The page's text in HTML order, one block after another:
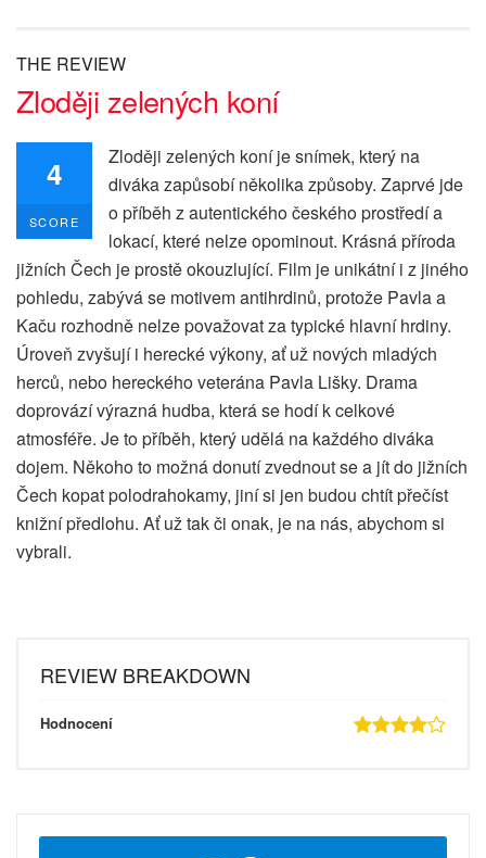
THE REVIEW
Zloději zelených koní
4
SCORE
Zloději zelených koní je snímek, který na
diváka zapůsobí několika způsoby. Zaprvé jde
o příběh z autentického českého prostředí a
lokací, které nelze opominout. Krásná příroda
jižních Čech je prostě okouzlující. Film je unikátní i z jiného
pohledu, zabývá se motivem antihrdinů, protože Pavla a
Kaču rozhodně nelze považovat za typické hlavní hrdiny.
Úroveň zvyšují i herecké výkony, ať už nových mladých
herců, nebo hereckého veterána Pavla Lišky. Drama
doprovází výrazná hudba, která se hodí k celkové
atmosféře. Je to příběh, který udělá na každého diváka
dojem. Někoho to možná donutí zvednout se a jít do jižních
Čech kopat polodrahokamy, jiní si jen budou chtít přečíst
knižní předlohu. Ať už tak či onak, je na nás, abychom si
vybrali.
REVIEW BREAKDOWN
Hodnocení